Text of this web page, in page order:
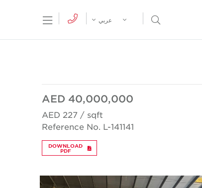
Menu Open Search Menu
عربي
AED 40,000,000
AED 227 / sqft
Reference No. L-141141
DOWNLOAD
PDF